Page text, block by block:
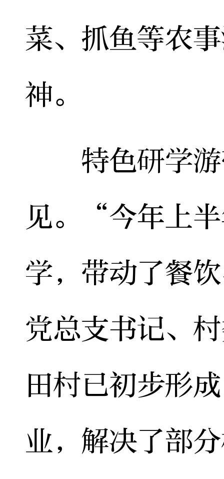
菜、抓鱼等农
神。
特色研学游
见。“今年上
学，带动了餐
党总支书记、
田村已初步形
业，解决了部